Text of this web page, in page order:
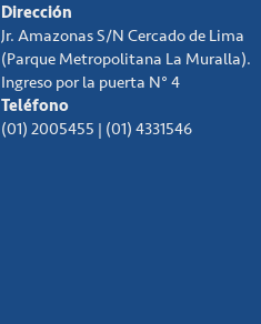
Dirección
Jr. Amazonas S/N Cercado de Lima
(Parque Metropolitana La Muralla).
Ingreso por la puerta N° 4
Teléfono
(01) 2005455 | (01) 4331546